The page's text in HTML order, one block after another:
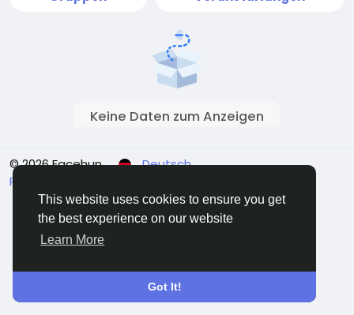
This website uses cookies to ensure you get
the best experience on our website
Learn More
Got It!
Keine Daten zum Anzeigen
© 2026 Facehun
Deutsch
Rólunk
Kontaktieren Sie uns Verzeichnis